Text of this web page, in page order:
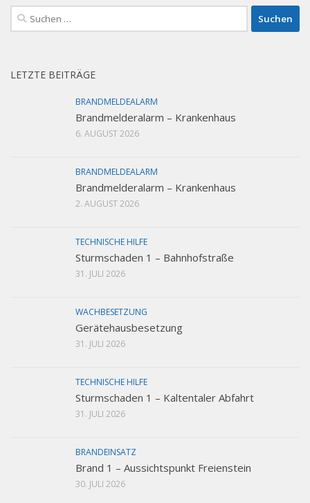
Suchen
nach:
LETZTE BEITRÄGE
BRANDMELDEALARM
Brandmelderalarm – Krankenhaus
6. AUGUST 2026
BRANDMELDEALARM
Brandmelderalarm – Krankenhaus
2. AUGUST 2026
TECHNISCHE HILFE
Sturmschaden 1 – Bahnhofstraße
31. JULI 2026
WACHBESETZUNG
Gerätehausbesetzung
31. JULI 2026
TECHNISCHE HILFE
Sturmschaden 1 – Kaltentaler Abfahrt
31. JULI 2026
BRANDEINSATZ
Brand 1 – Aussichtspunkt Freienstein
30. JULI 2026